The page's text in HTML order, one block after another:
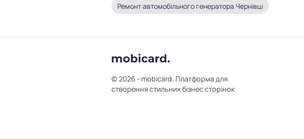
Ремонт автомобільного генератора Чернівці
© 2026 - mobicard. Платформа для
створення стильних бізнес сторінок